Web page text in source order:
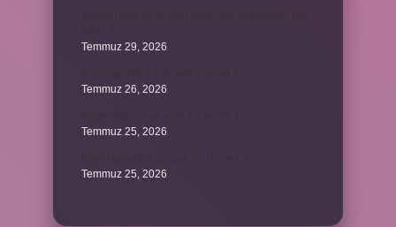
Temmuz 29, 2026
Temmuz 26, 2026
Temmuz 25, 2026
Temmuz 25, 2026